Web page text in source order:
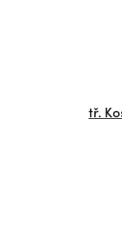
tř.